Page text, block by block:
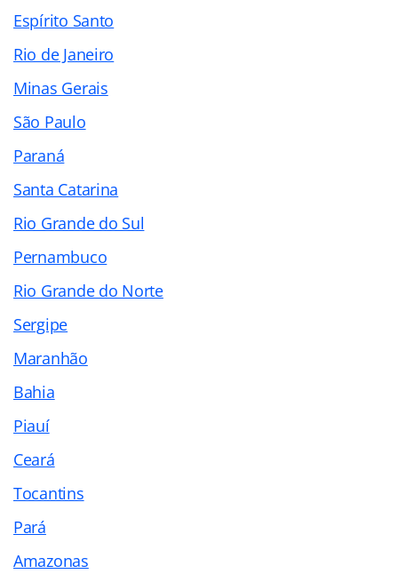
Espírito Santo
Rio de Janeiro
Minas Gerais
São Paulo
Paraná
Santa Catarina
Rio Grande do Sul
Pernambuco
Rio Grande do Norte
Sergipe
Maranhão
Bahia
Piauí
Ceará
Tocantins
Pará
Amazonas